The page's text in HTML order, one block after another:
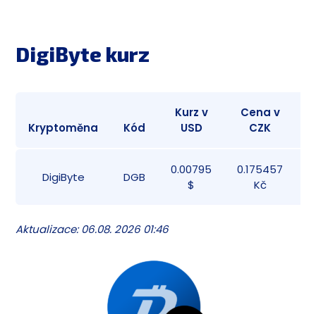
DigiByte kurz
Kryptoměna Kód
Kurz v
USD
Cena v
CZK
DigiByte DGB
0.00795
$
0.175457
Kč
Aktualizace: 06.08. 2026 01:46